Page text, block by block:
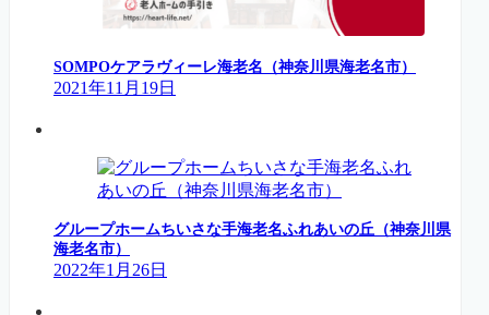
SOMPOケアラヴィーレ海老名（神奈川県海老名市）
2021年11月19日
グループホームちいさな手海老名ふれあいの丘（神奈川県
海老名市）
2022年1月26日